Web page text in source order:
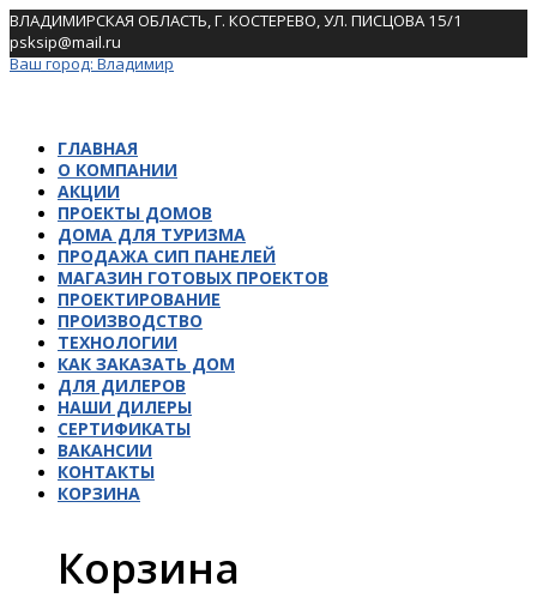
Skip
to
content
ВЛАДИМИРСКАЯ ОБЛАСТЬ, Г. КОСТЕРЕВО, УЛ. ПИСЦОВА 15/1
psksip@mail.ru
Ваш город:Владимир
ГЛАВНАЯ
О КОМПАНИИ
АКЦИИ
ПРОЕКТЫ ДОМОВ
ДОМА ДЛЯ ТУРИЗМА
ПРОДАЖА СИП ПАНЕЛЕЙ
МАГАЗИН ГОТОВЫХ ПРОЕКТОВ
ПРОЕКТИРОВАНИЕ
ПРОИЗВОДСТВО
ТЕХНОЛОГИИ
КАК ЗАКАЗАТЬ ДОМ
ДЛЯ ДИЛЕРОВ
НАШИ ДИЛЕРЫ
СЕРТИФИКАТЫ
ВАКАНСИИ
КОНТАКТЫ
КОРЗИНА
Корзина